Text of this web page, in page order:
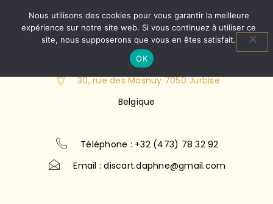
30, rue des Masnuy 7050 Jurbise
Belgique
Téléphone : +32 (473) 78 32 92
Email : discart.daphne@gmail.com
Nous utilisons des cookies pour vous garantir la meilleure
expérience sur notre site web. Si vous continuez à utiliser ce
site, nous supposerons que vous en êtes satisfait.
OK